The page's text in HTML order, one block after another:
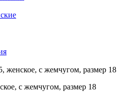
женское, с жемчугом, размер 18
с жемчугом, размер 18